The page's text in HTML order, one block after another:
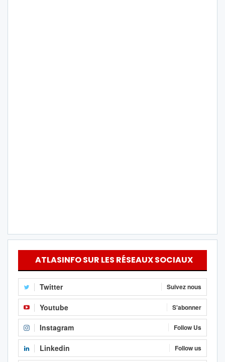
ATLASINFO SUR LES RÉSEAUX SOCIAUX
Twitter Suivez nous
Youtube S'abonner
Instagram Follow Us
Linkedin Follow us